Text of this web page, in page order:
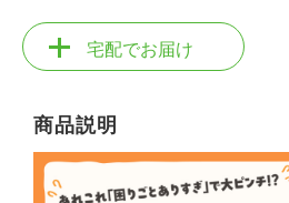
宅配でお届け
商品説明